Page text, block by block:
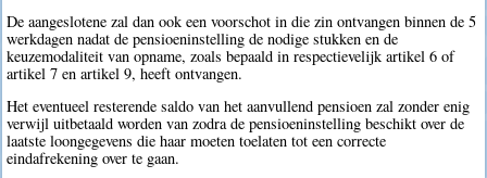
De aangeslotene zal dan ook een voorschot in die zin ontvangen binnen de 5
werkdagen nadat de pensioeninstelling de nodige stukken en de
keuzemodaliteit van opname, zoals bepaald in respectievelijk artikel 6 of
artikel 7 en artikel 9, heeft ontvangen.
Het eventueel resterende saldo van het aanvullend pensioen zal zonder enig
verwijl uitbetaald worden van zodra de pensioeninstelling beschikt over de
laatste loongegevens die haar moeten toelaten tot een correcte
eindafrekening over te gaan.